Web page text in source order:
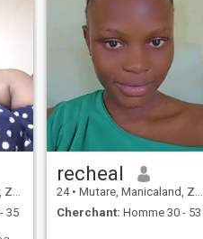
35
recheal
24 • Mutare, Manicaland, Zimbabwé
Cherchant: Homme 30 - 53